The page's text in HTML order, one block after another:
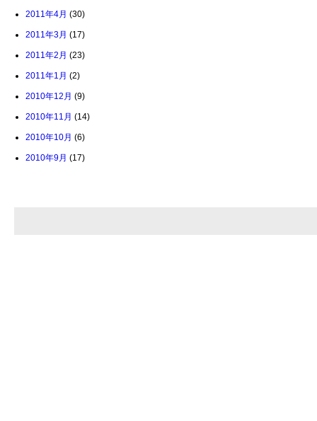
2011年4月 (30)
2011年3月 (17)
2011年2月 (23)
2011年1月 (2)
2010年12月 (9)
2010年11月 (14)
2010年10月 (6)
2010年9月 (17)